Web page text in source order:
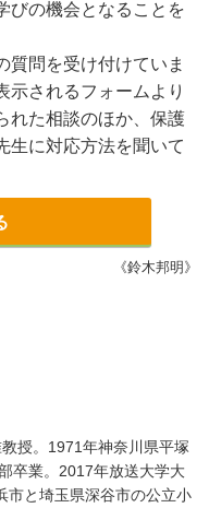
びの機会となることを
問を受け付けていま
示されるフォームより
れた相談のほか、保護
生に対応方法を聞いて
《鈴木邦明》
授。1971年神奈川県平塚
卒業。2017年放送大学大
市と埼玉県深谷市の公立小